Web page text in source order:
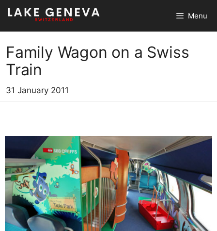
Skip
content
Menu
Family Wagon on a Swiss
Train
31 January 2011